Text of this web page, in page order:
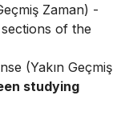
Zaman) -
of the
(Yakın Geçmiş
studying